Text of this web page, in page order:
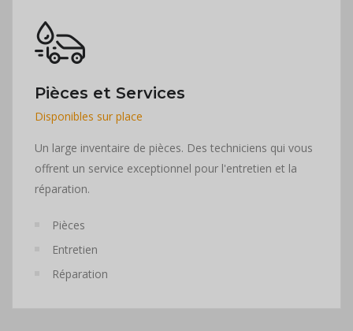
Pièces et Services
Disponibles sur place
Un large inventaire de pièces. Des techniciens qui vous
offrent un service exceptionnel pour l'entretien et la
réparation.
Pièces
Entretien
Réparation